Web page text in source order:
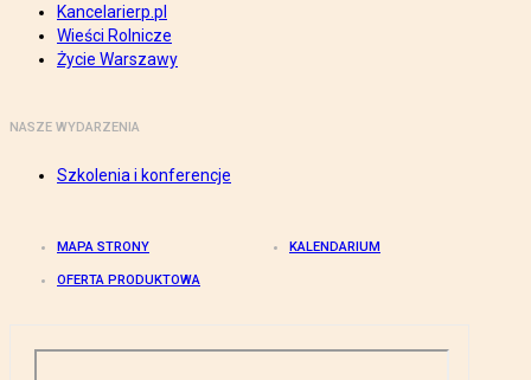
Kancelarierp.pl
Wieści Rolnicze
Życie Warszawy
NASZE WYDARZENIA
Szkolenia i konferencje
MAPA STRONY KALENDARIUM
OFERTA PRODUKTOWA